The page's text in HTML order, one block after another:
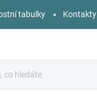
tabulky Kontakty